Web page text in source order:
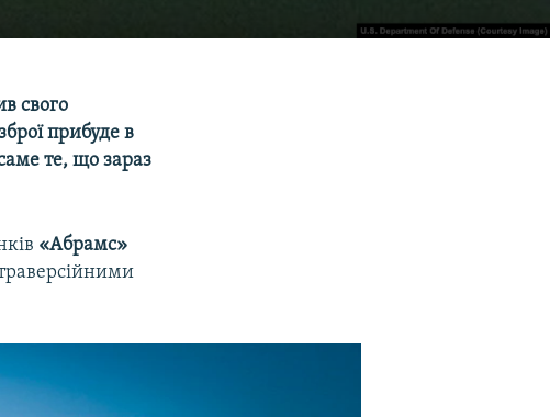
свого
прибуде в
те, що зараз
«Абрамс»